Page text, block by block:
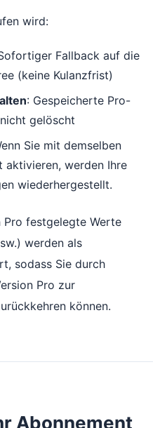
wird:
Fallback auf die
(keine Kulanzfrist)
: Gespeicherte Pro-
gelöscht
Sie mit demselben
aktivieren, werden Ihre
wiederhergestellt.
Pro festgelegte Werte
werden als
sodass Sie durch
Pro zur
können.
Abonnement